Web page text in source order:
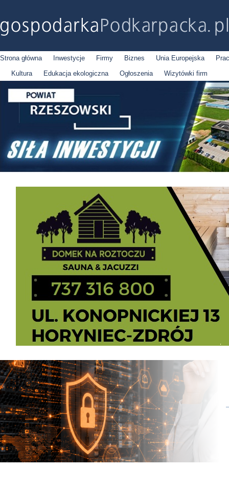
Strona główna Inwestycje Firmy Biznes Unia Europejska
Kultura
Edukacja ekologiczna Ogłoszenia Wizytówki firm